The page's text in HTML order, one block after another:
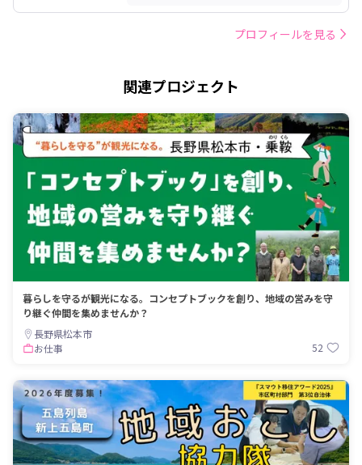
プロフィールを見る
関連プロジェクト
暮らしを守るが観光になる。コンセプトブックを創り、地域の営みを守
り継ぐ仲間を集めませんか？
長野県松本市
お仕事
52